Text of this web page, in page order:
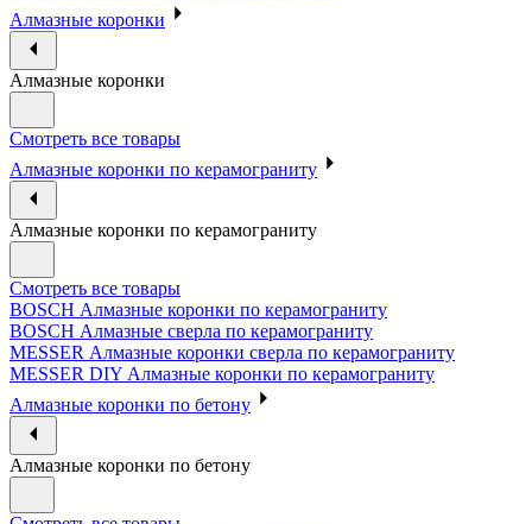
Алмазные коронки
Алмазные коронки
Смотреть все товары
Алмазные коронки по керамограниту
Алмазные коронки по керамограниту
Смотреть все товары
BOSCH Алмазные коронки по керамограниту
BOSCH Алмазные сверла по керамограниту
MESSER Алмазные коронки сверла по керамограниту
MESSER DIY Алмазные коронки по керамограниту
Алмазные коронки по бетону
Алмазные коронки по бетону